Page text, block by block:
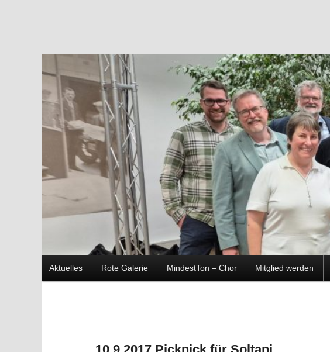
Zum
Zum
Aktuelles Rote Galerie MindestTon – Chor Mitglied werden